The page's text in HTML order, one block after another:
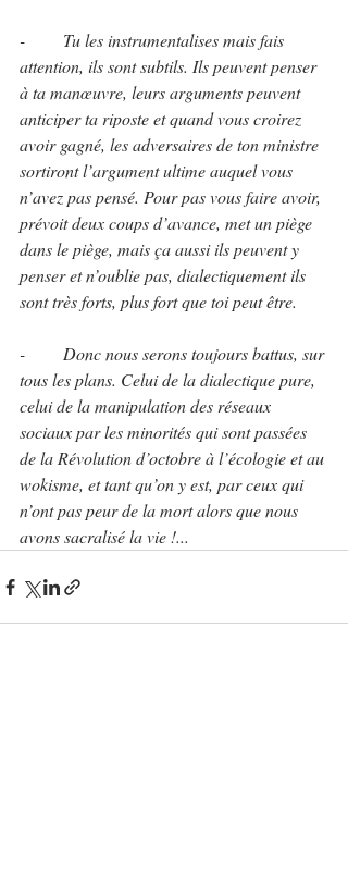
-	Tu les instrumentalises mais fais
attention, ils sont subtils. Ils peuvent penser
à ta manœuvre, leurs arguments peuvent
anticiper ta riposte et quand vous croirez
avoir gagné, les adversaires de ton ministre
sortiront l’argument ultime auquel vous
n’avez pas pensé. Pour pas vous faire avoir,
prévoit deux coups d’avance, met un piège
dans le piège, mais ça aussi ils peuvent y
penser et n’oublie pas, dialectiquement ils
sont très forts, plus fort que toi peut être.
-	Donc nous serons toujours battus, sur
tous les plans. Celui de la dialectique pure,
celui de la manipulation des réseaux
sociaux par les minorités qui sont passées
de la Révolution d’octobre à l’écologie et au
wokisme, et tant qu’on y est, par ceux qui
n’ont pas peur de la mort alors que nous
avons sacralisé la vie !...